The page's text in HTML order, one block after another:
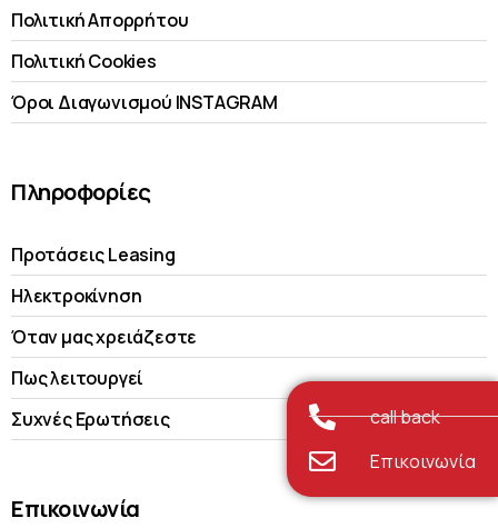
Πολιτική Απορρήτου
Πολιτική Cookies
Όροι Διαγωνισμού INSTAGRAM
Πληροφορίες
Προτάσεις Leasing
Ηλεκτροκίνηση
Όταν μας χρειάζεστε
Πως λειτουργεί
Συχνές Ερωτήσεις
Επικοινωνία
call back
Επικοινωνία